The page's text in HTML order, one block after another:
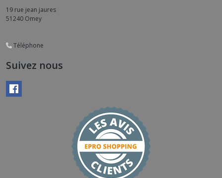
19 rue jean jaures
51240 Omey
Téléphone
Suivez nous